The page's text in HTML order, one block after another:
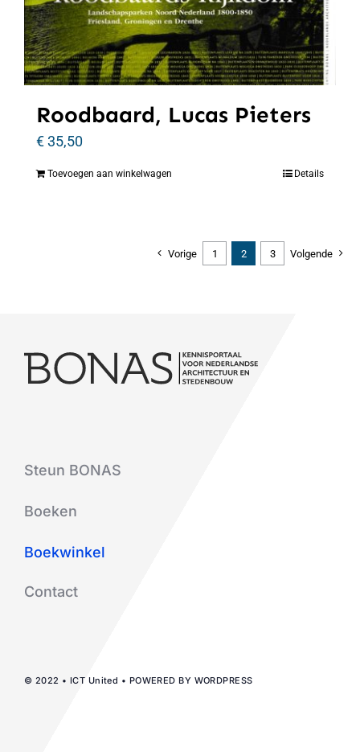
Roodbaard, Lucas Pieters
€35,50
Toevoegen aan winkelwagen Details
Vorige 1 2 3 Volgende
Steun BONAS
Boeken
Boekwinkel
Contact
© 2022 • ICT United • POWERED BY WORDPRESS